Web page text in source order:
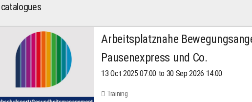
Arbeitsplatznahe
Pausenexpress und Co.
13 Oct 2025 07:00 to 30 Sep 2026 14:00
Training